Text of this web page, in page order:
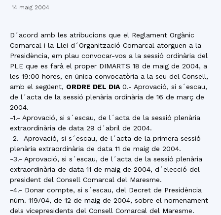
14 maig 2004
D´acord amb les atribucions que el Reglament Orgànic
Comarcal i la Llei d´Organització Comarcal atorguen a la
Presidència, em plau convocar-vos a la sessió ordinària del
PLE que es farà el proper DIMARTS 18 de maig de 2004, a
les 19:00 hores, en única convocatòria a la seu del Consell,
amb el següent, ORDRE DEL DIA 0.- Aprovació, si s´escau,
de l´acta de la sessió plenària ordinària de 16 de març de
2004.
-1.- Aprovació, si s´escau, de l´acta de la sessió plenària
extraordinària de data 29 d´abril de 2004.
-2.- Aprovació, si s´escau, de l´acta de la primera sessió
plenària extraordinària de data 11 de maig de 2004.
-3.- Aprovació, si s´escau, de l´acta de la sessió plenària
extraordinària de data 11 de maig de 2004, d´elecció del
president del Consell Comarcal del Maresme.
-4.- Donar compte, si s´escau, del Decret de Presidència
núm. 119/04, de 12 de maig de 2004, sobre el nomenament
dels vicepresidents del Consell Comarcal del Maresme.